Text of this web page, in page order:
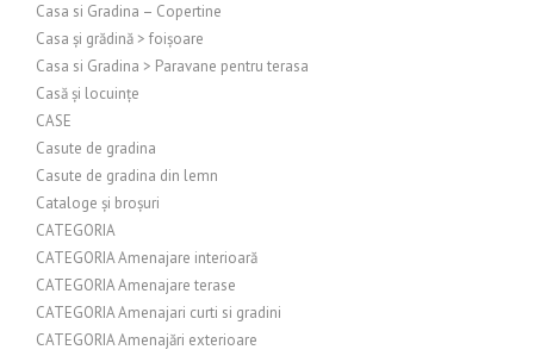
Casa si Gradina – Copertine
Casa și grădină > foișoare
Casa si Gradina > Paravane pentru terasa
Casă și locuințe
CASE
Casute de gradina
Casute de gradina din lemn
Cataloge și broșuri
CATEGORIA
CATEGORIA Amenajare interioară
CATEGORIA Amenajare terase
CATEGORIA Amenajari curti si gradini
CATEGORIA Amenajări exterioare